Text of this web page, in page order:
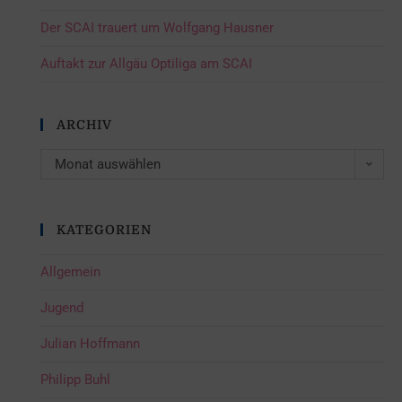
Der SCAI trauert um Wolfgang Hausner
Auftakt zur Allgäu Optiliga am SCAI
ARCHIV
Monat auswählen
KATEGORIEN
Allgemein
Jugend
Julian Hoffmann
Philipp Buhl